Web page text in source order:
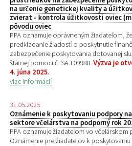
na určenie genetickej kvality a
zvierat - kontrola úžitkovosti oviec
pôvodu oviec
PPA oznamuje oprávneným žiadateľom,
predkladanie žiadostí o poskytnutie
zabezpečenie poskytovania dotovanej
štátnej pomoci č. SA.109988.Výzva je
4. júna 2025.
viac informácií
31.05.2025
Oznámenie k poskytovaniu podpory
sektore včelárstva na podporný rok
PPA oznamuje žiadateľom vo včelárskom
Oznámenie pre žiadateľov k